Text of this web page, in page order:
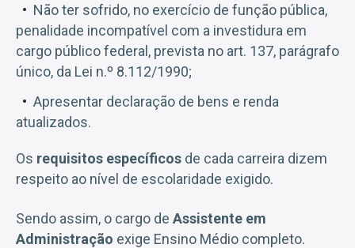
Não ter sofrido, no exercício de função pública,
penalidade incompatível com a investidura em
cargo público federal, prevista no art. 137, parágrafo
único, da Lei n.º 8.112/1990;
Apresentar declaração de bens e renda
atualizados.
Os requisitos específicos de cada carreira dizem
respeito ao nível de escolaridade exigido.
Sendo assim, o cargo de Assistente em
Administração exige Ensino Médio completo.